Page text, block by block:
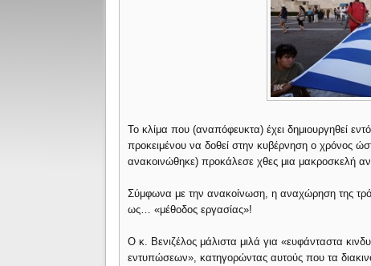
Το κλίμα που (αναπόφευκτα) έχει δημιουργηθεί
προκειμένου να δοθεί στην κυβέρνηση ο χρόνος
ανακοινώθηκε) προκάλεσε χθες μια μακροσκελή
Σύμφωνα με την ανακοίνωση, η αναχώρηση της
ως… «μέθοδος εργασίας»!
Ο κ. Βενιζέλος μάλιστα μιλά για «ευφάνταστα
εντυπώσεων», κατηγορώντας αυτούς που τα